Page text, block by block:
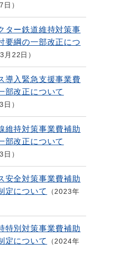
日
ター鉄道維持対策事
要綱の一部改正につ
月22日
導入緊急支援事業費
部改正について
日
維持対策事業費補助
部改正について
日
安全対策事業費補助
定について
2023年
特別対策事業費補助
定について
2024年